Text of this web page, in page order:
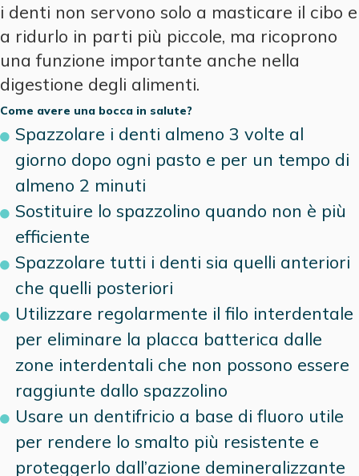
i denti non servono solo a masticare il cibo e
a ridurlo in parti più piccole, ma ricoprono
una funzione importante anche nella
digestione degli alimenti.
Come avere una bocca in salute?
Spazzolare i denti almeno 3 volte al
giorno dopo ogni pasto e per un tempo di
almeno 2 minuti
Sostituire lo spazzolino quando non è più
efficiente
Spazzolare tutti i denti sia quelli anteriori
che quelli posteriori
Utilizzare regolarmente il filo interdentale
per eliminare la placca batterica dalle
zone interdentali che non possono essere
raggiunte dallo spazzolino
Usare un dentifricio a base di fluoro utile
per rendere lo smalto più resistente e
proteggerlo dall’azione demineralizzante